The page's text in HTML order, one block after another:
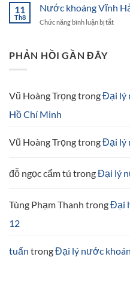
Lãnh
Tháp
Vĩnh
Hảo
11
Th8
Nước khoáng Vĩnh
Chức năng bình luận bị tắtở
Bình
Thuận
PHẢN HỒI GẦN ĐÂY
Vũ Hoàng TrọngtrongĐại lý
Hồ Chí Minh
Vũ Hoàng TrọngtrongĐại lý
đỗ ngọc cẩm tú trongĐại lý
Tùng Phạm Thanh trongĐại
12
tuấn trongĐại lý nước